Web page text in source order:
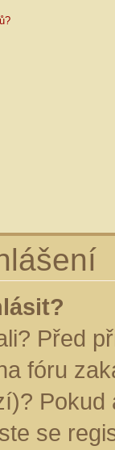
Před
fóru
se